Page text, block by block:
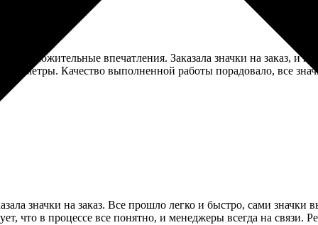
положительные впечатления. Заказала значки на заказ, и не
Качество выполненной работы порадовало, все
значки на заказ. Все прошло легко и быстро, сами значки
что в процессе все понятно, и менеджеры всегда на связи.